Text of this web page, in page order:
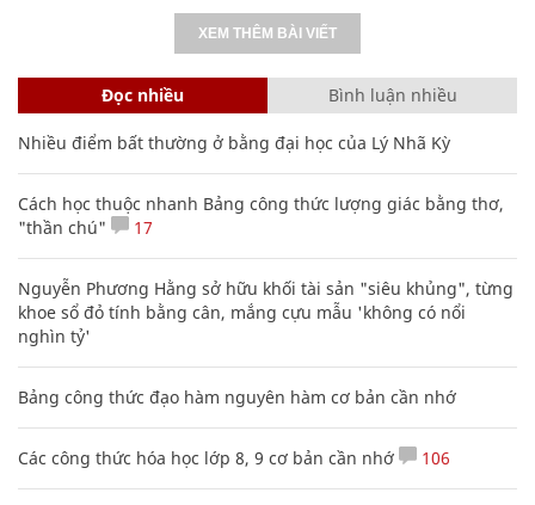
XEM THÊM BÀI VIẾT
Đọc nhiều Bình luận nhiều
Nhiều điểm bất thường ở bằng đại học của Lý Nhã Kỳ
Cách học thuộc nhanh Bảng công thức lượng giác bằng thơ,
"thần chú"
17
Nguyễn Phương Hằng sở hữu khối tài sản "siêu khủng", từng
khoe sổ đỏ tính bằng cân, mắng cựu mẫu 'không có nổi
nghìn tỷ'
Bảng công thức đạo hàm nguyên hàm cơ bản cần nhớ
Các công thức hóa học lớp 8, 9 cơ bản cần nhớ 106